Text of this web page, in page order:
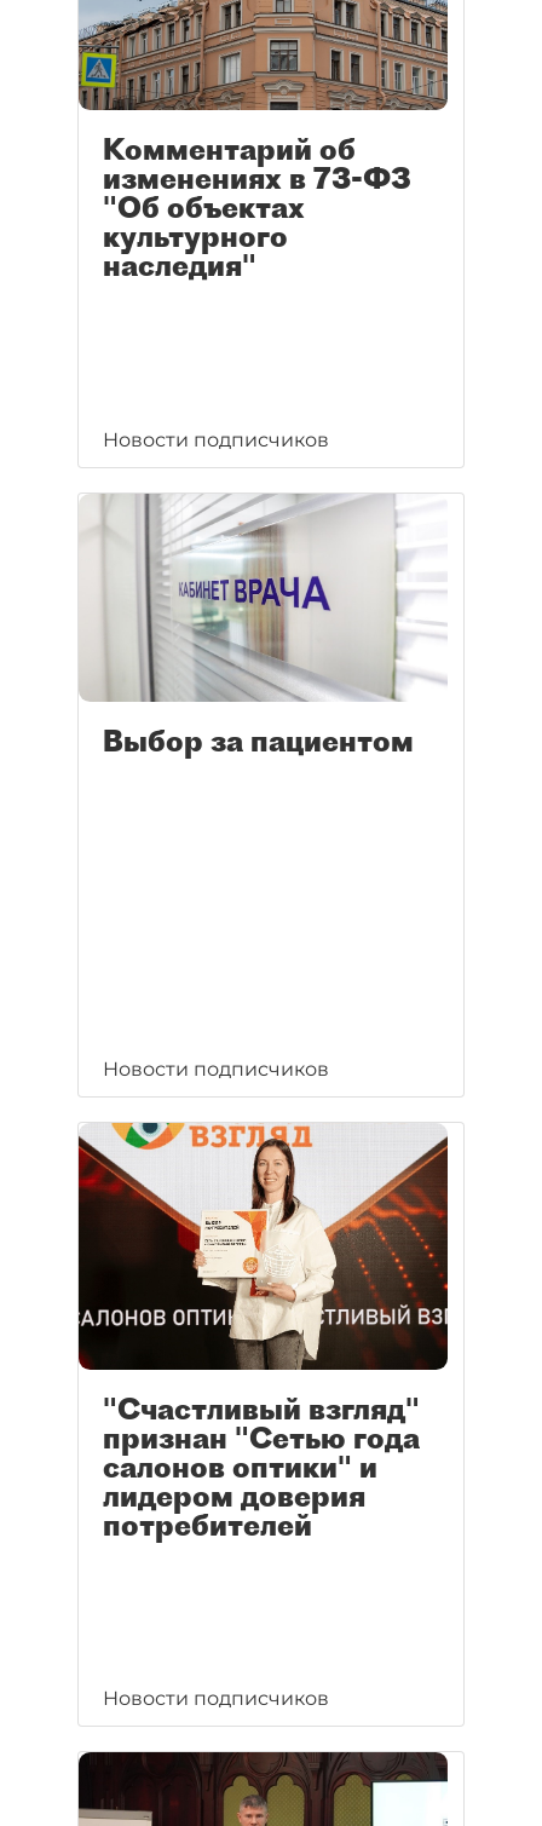
Комментарий об
изменениях в 73-ФЗ
"Об объектах
культурного
наследия"
Новости подписчиков
Выбор за пациентом
Новости подписчиков
"Счастливый взгляд"
признан "Сетью года
салонов оптики" и
лидером доверия
потребителей
Новости подписчиков